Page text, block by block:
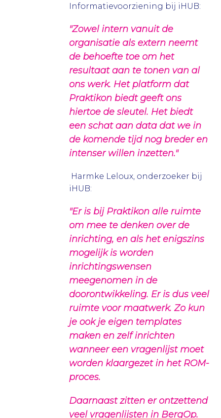
Informatievoorziening bij iHUB:
"Zowel intern vanuit de
organisatie als extern neemt
de behoefte toe om het
resultaat aan te tonen van al
ons werk. Het platform dat
Praktikon biedt geeft ons
hiertoe de sleutel. Het biedt
een schat aan data dat we in
de komende tijd nog breder en
intenser willen inzetten."
Harmke Leloux, onderzoeker bij
iHUB:
"Er is bij Praktikon alle ruimte
om mee te denken over de
inrichting, en als het enigszins
mogelijk is worden
inrichtingswensen
meegenomen in de
doorontwikkeling. Er is dus veel
ruimte voor maatwerk. Zo kun
je ook je eigen templates
maken en zelf inrichten
wanneer een vragenlijst moet
worden klaargezet in het ROM-
proces.
Daarnaast zitten er ontzettend
veel vragenlijsten in BergOp.